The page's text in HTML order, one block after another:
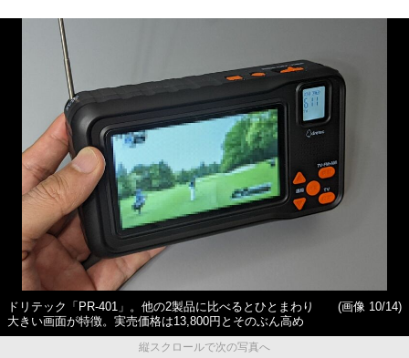
ドリテック「PR-401」。他の2製品に比べるとひとまわり
大きい画面が特徴。実売価格は13,800円とそのぶん高め
(画像 10/14)
縦スクロールで次の写真へ